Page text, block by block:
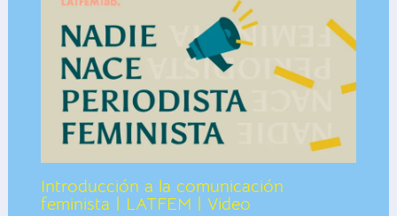
Introducción a la comunicación
feminista | LATFEM | Video